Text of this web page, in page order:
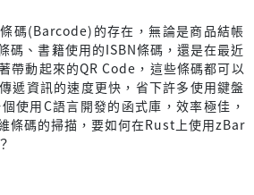
碼(Barcode)的存在，無論是商品結帳
碼、書籍使用的ISBN條碼，還是在最近
帶動起來的QR Code，這些條碼都可以
遞資訊的速度更快，省下許多使用鍵盤
使用C語言開發的函式庫，效率極佳，
條碼的掃描，要如何在Rust上使用zBar